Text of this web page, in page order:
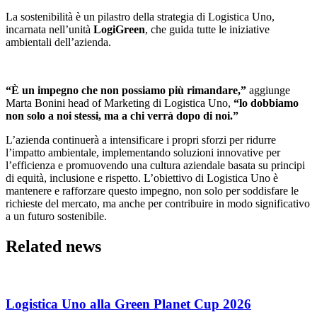
La sostenibilità è un pilastro della strategia di Logistica Uno,
incarnata nell’unità LogiGreen, che guida tutte le iniziative
ambientali dell’azienda.
“È un impegno che non possiamo più rimandare,” aggiunge
Marta Bonini head of Marketing di Logistica Uno, “lo dobbiamo
non solo a noi stessi, ma a chi verrà dopo di noi.”
L’azienda continuerà a intensificare i propri sforzi per ridurre
l’impatto ambientale, implementando soluzioni innovative per
l’efficienza e promuovendo una cultura aziendale basata su principi
di equità, inclusione e rispetto. L’obiettivo di Logistica Uno è
mantenere e rafforzare questo impegno, non solo per soddisfare le
richieste del mercato, ma anche per contribuire in modo significativo
a un futuro sostenibile.
Related news
Logistica Uno alla Green Planet Cup 2026